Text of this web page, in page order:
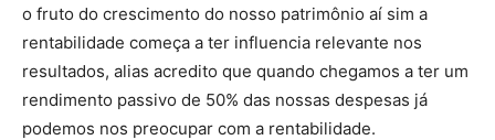
o fruto do crescimento do nosso patrimônio aí sim a
rentabilidade começa a ter influencia relevante nos
resultados, alias acredito que quando chegamos a ter um
rendimento passivo de 50% das nossas despesas já
podemos nos preocupar com a rentabilidade.